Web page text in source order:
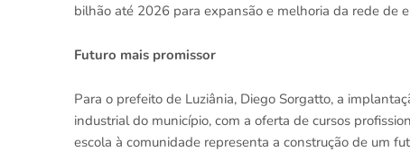
bilhão até 2026 para expansão e melhoria da rede de
Futuro mais promissor
Para o prefeito de Luziânia, Diego Sorgatto, a
industrial do município, com a oferta de cursos
escola à comunidade representa a construção de um